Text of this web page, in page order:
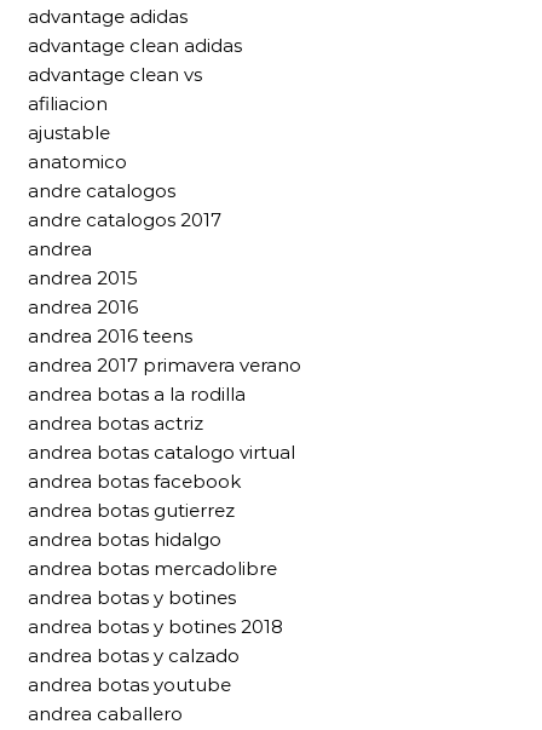
advantage adidas
advantage clean adidas
advantage clean vs
afiliacion
ajustable
anatomico
andre catalogos
andre catalogos 2017
andrea
andrea 2015
andrea 2016
andrea 2016 teens
andrea 2017 primavera verano
andrea botas a la rodilla
andrea botas actriz
andrea botas catalogo virtual
andrea botas facebook
andrea botas gutierrez
andrea botas hidalgo
andrea botas mercadolibre
andrea botas y botines
andrea botas y botines 2018
andrea botas y calzado
andrea botas youtube
andrea caballero